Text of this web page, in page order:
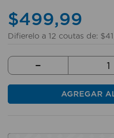
$499,99
Difierelo a 12 coutas de: $41
－
AGREGAR